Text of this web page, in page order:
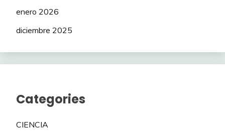
enero 2026
diciembre 2025
Categories
CIENCIA